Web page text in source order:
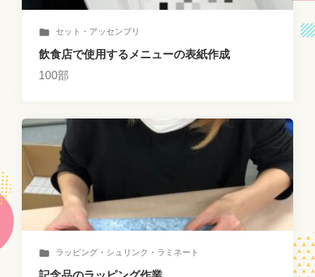
セット・アッセンブリ
飲食店で使用するメニューの表紙作成
100部
ラッピング・シュリンク・ラミネート